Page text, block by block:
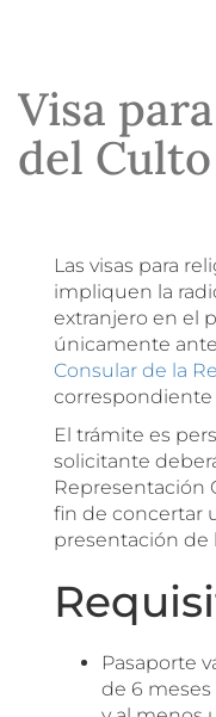
Visa
del
Las visas para
impliquen la
extranjero en el
únicamente
Consular de la
correspondiente
El trámite es
solicitante
Representación
fin de concertar
presentación de
Pasaporte
de 6 meses